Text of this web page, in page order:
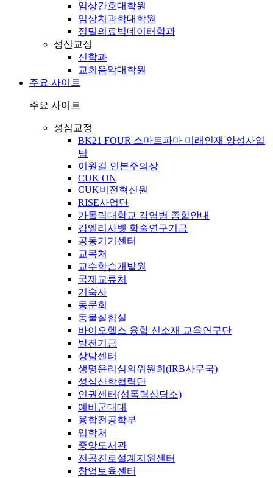
임상간호대학원
임상치과학대학원
정밀의료빅데이터학과
성신교정
신학과
교회음악대학원
주요 사이트
주요 사이트
성심교정
BK21 FOUR 스마트파마 미래인재 양성사업
팀
이원길 인본주의상
CUK ON
CUK비전혁신원
RISE사업단
가톨릭대학교 감염병 종합안내
강엘리사벳 학술연구기금
공동기기센터
교목처
교수학습개발원
국제교류처
기숙사
동문회
동물실험실
바이오헬스 융합 신소재 교육연구단
발전기금
상담센터
생명윤리심의위원회(IRB사무국)
성심산학협력단
인권센터(성폭력상담소)
예비군대대
융합전공학부
입학처
중앙도서관
전공진로설계지원센터
창업보육센터